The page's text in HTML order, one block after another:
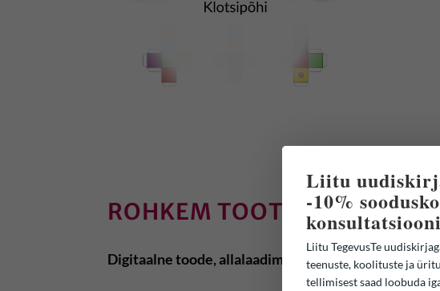
ROHKEM TOOTEST
Digitaalne toode, allalaadimiseks!
Liitu
-10%
Liitu TegevusTe
teenuste, koolituste ja
tellimisest saad loobuda